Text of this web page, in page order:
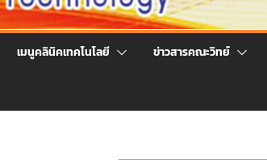
เมนูคลินิคเทคโนโลยี ข่าวสารคณะวิทย์